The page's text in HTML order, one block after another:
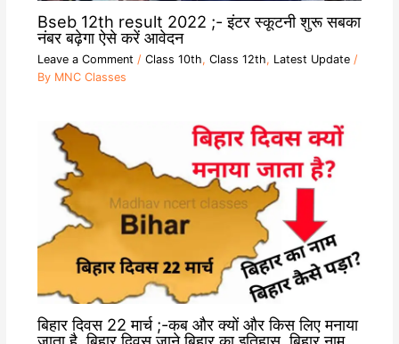
Bseb 12th result 2022 ;- इंटर स्कूटनी शुरू सबका
नंबर बढ़ेगा ऐसे करें आवेदन
Leave a Comment / Class 10th, Class 12th, Latest Update/
By MNC Classes
बिहार दिवस 22 मार्च ;-कब और क्यों और किस लिए मनाया